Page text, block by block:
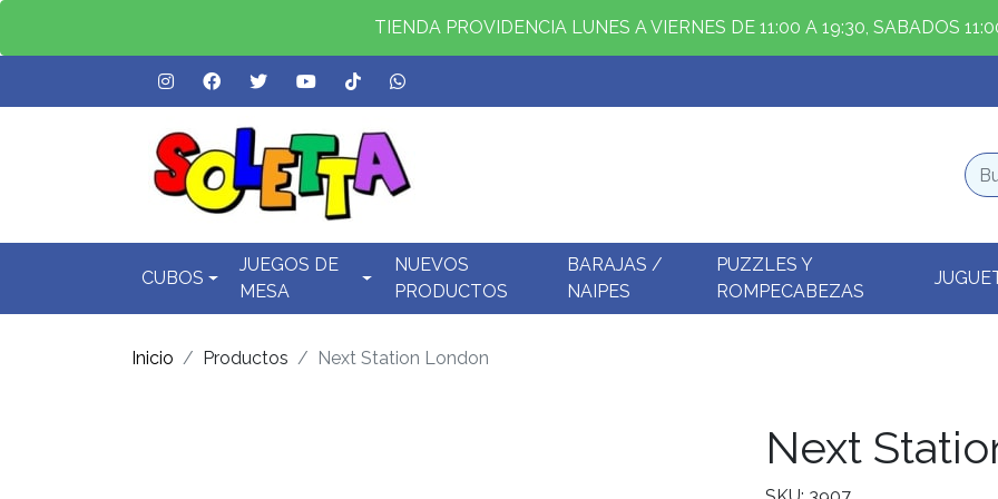
TIENDA PROVIDENCIA LUNES A VIERNES DE 11:00 A 19:30, SABADOS
CUBOS
JUEGOS DE
MESA
NUEVOS
PRODUCTOS
BARAJAS /
NAIPES
PUZZLES Y
ROMPECABEZAS
Inicio Productos Next Station London
Next